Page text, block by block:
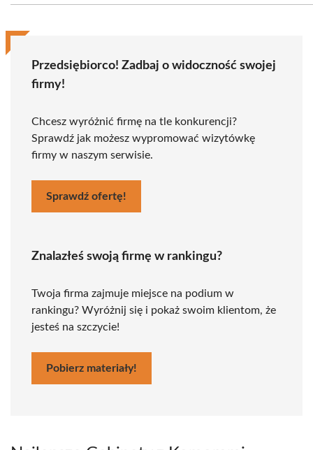
Przedsiębiorco! Zadbaj o widoczność swojej
firmy!
Chcesz wyróżnić firmę na tle konkurencji?
Sprawdź jak możesz wypromować wizytówkę
firmy w naszym serwisie.
Sprawdź ofertę!
Znalazłeś swoją firmę w rankingu?
Twoja firma zajmuje miejsce na podium w
rankingu? Wyróżnij się i pokaż swoim klientom, że
jesteś na szczycie!
Pobierz materiały!